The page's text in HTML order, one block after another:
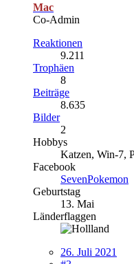
Mac
Co-Admin
Reaktionen
9.211
Trophäen
8
Beiträge
8.635
Bilder
2
Hobbys
Katzen, Win-7,
Facebook
SevenPokemon
Geburtstag
13. Mai
Länderflaggen
26. Juli 2021